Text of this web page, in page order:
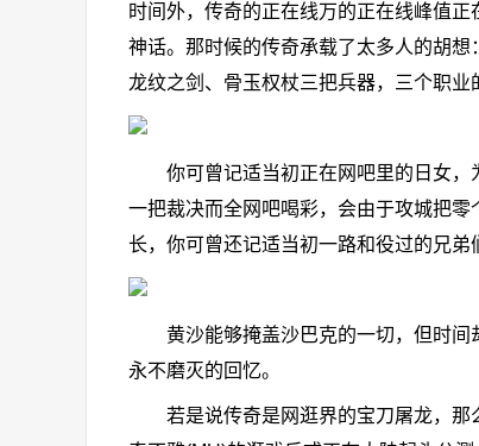
时间外，传奇的正在线万的正在线峰值
神话。那时候的传奇承载了太多人的胡想
龙纹之剑、骨玉权杖三把兵器，三个职业
你可曾记适当初正在网吧里的日女，
一把裁决而全网吧喝彩，会由于攻城把
长，你可曾还记适当初一路和役过的兄弟
黄沙能够掩盖沙巴克的一切，但时间
永不磨灭的回忆。
若是说传奇是网逛界的宝刀屠龙，那